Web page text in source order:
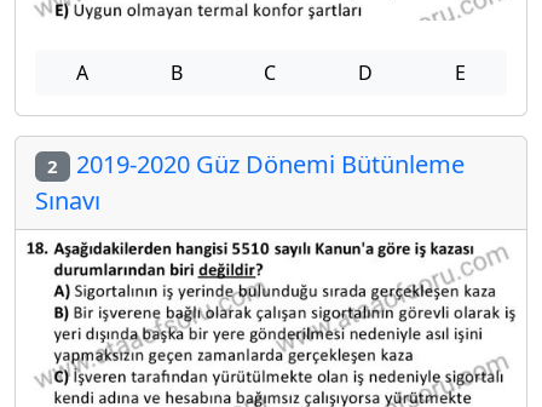
A B C D E
2 2019-2020 Güz Dönemi Bütünleme
Sınavı